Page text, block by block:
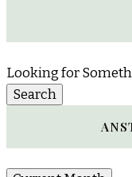
Looking for